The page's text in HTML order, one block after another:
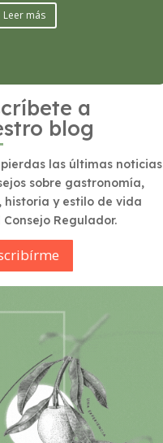
Leer más
a
blog
las últimas noticias
sobre gastronomía,
historia y estilo de vida
Consejo Regulador.